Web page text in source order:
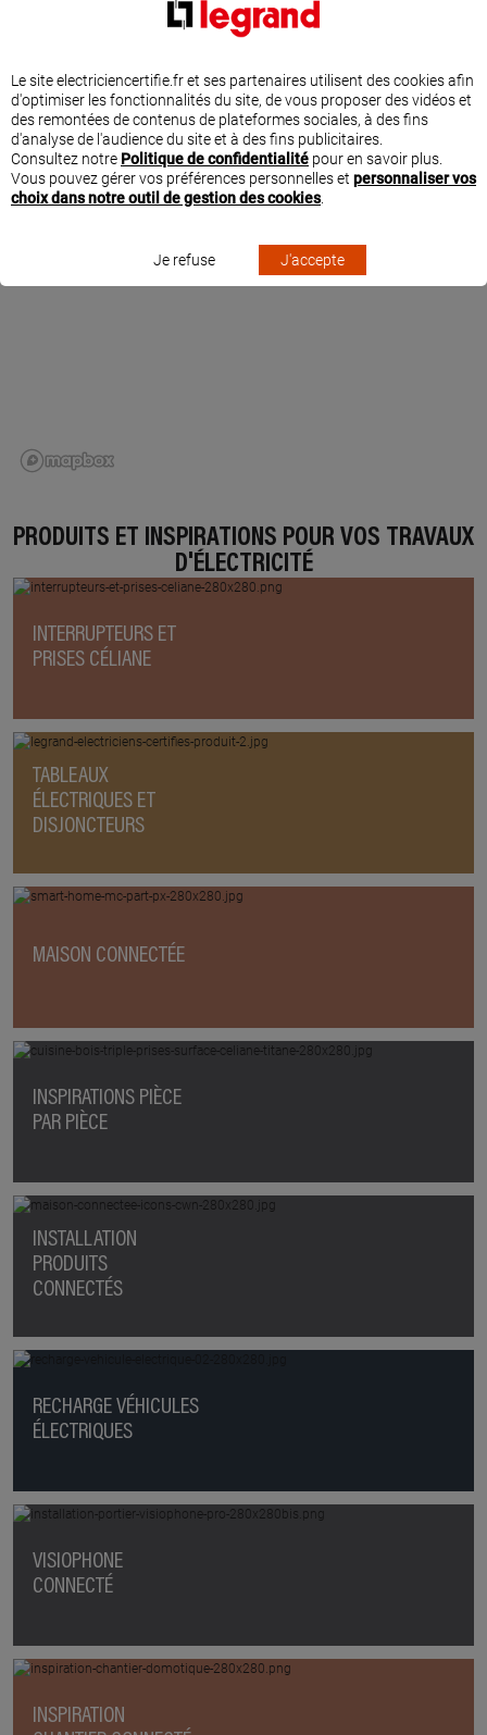
Legrand d'efficacité énergétique. L'entreprise LDE est l'expert proche de chez
vous pour comprendre votre consommation électrique et agir rapidement sur
SITUER LDE À CHERISY
PRODUITS ET INSPIRATIONS POUR VOS TRAVAUX
D'ÉLECTRICITÉ
INTERRUPTEURS ET
PRISES CÉLIANE
TABLEAUX
ÉLECTRIQUES ET
DISJONCTEURS
MAISON CONNECTÉE
INSPIRATIONS PIÈCE
PAR PIÈCE
INSTALLATION
PRODUITS
CONNECTÉS
RECHARGE VÉHICULES
ÉLECTRIQUES
VISIOPHONE
CONNECTÉ
INSPIRATION
Le site electriciencertifie.fr et ses partenaires utilisent des cookies afin
d'optimiser les fonctionnalités du site, de vous proposer des vidéos et
des remontées de contenus de plateformes sociales, à des fins
d'analyse de l'audience du site et à des fins publicitaires.
Consultez notre Politique de confidentialité pour en savoir plus.
Vous pouvez gérer vos préférences personnelles et personnaliser vos
choix dans notre outil de gestion des cookies.
Je refuse J'accepte